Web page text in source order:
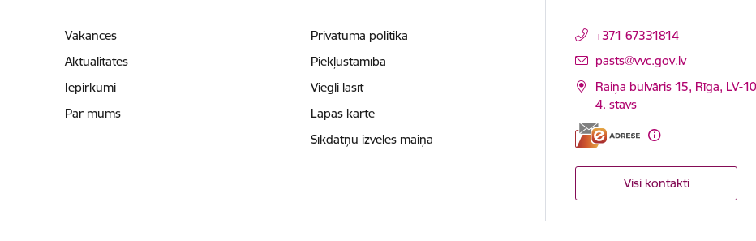
Vakances
Aktualitātes
Iepirkumi
Par mums
Privātuma politika
Piekļūstamība
Viegli lasīt
Lapas karte
Sīkdatņu izvēles maiņa
+371 67331814
E-pasts:
pasts@vvc.gov.lv
Raiņa bulvāris 15, Rīga, LV-
4. stāvs
Visi kontakti